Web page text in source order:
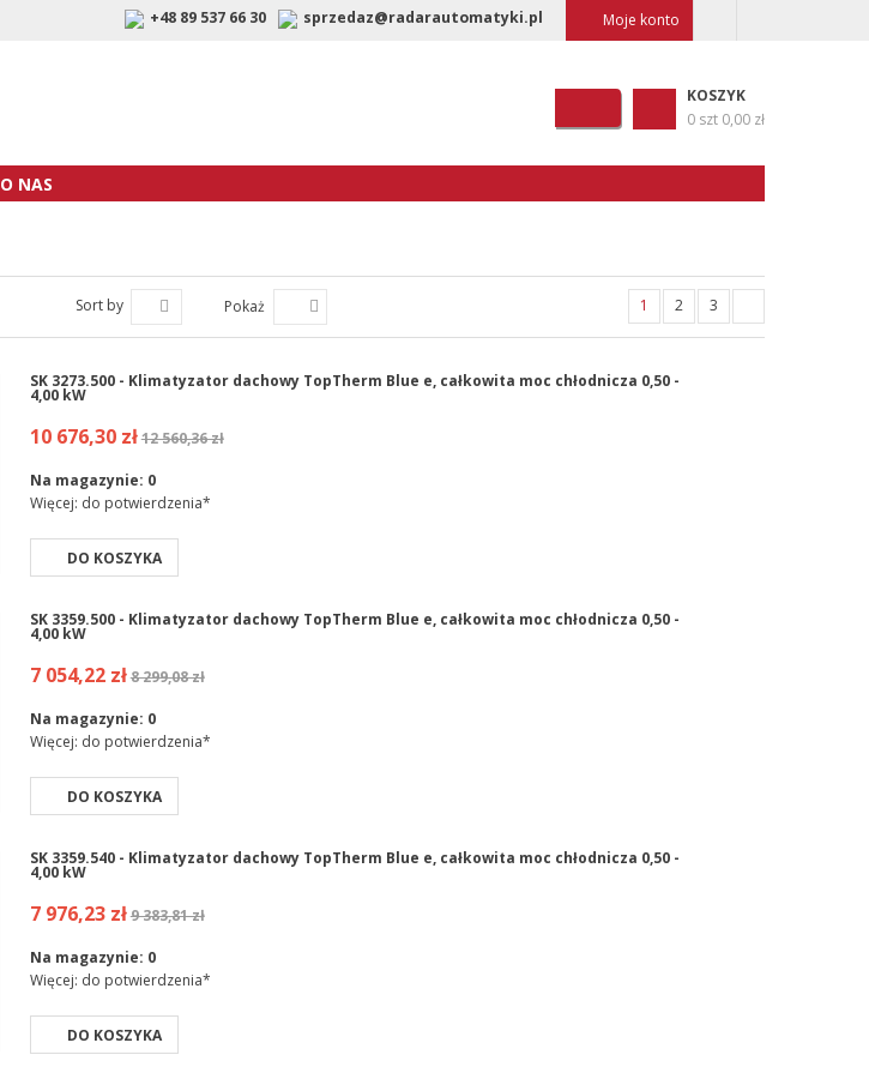
+48 89 537 66 30 sprzedaz@radarautomatyki.pl Moje konto
KOSZYK
0 szt 0,00 zł
O NAS
Sort by Pokaż 1 2 3
SK 3273.500 - Klimatyzator dachowy TopTherm Blue e, całkowita moc chłodnicza 0,50 -
4,00 kW
10 676,30 zł12 560,36 zł
Na magazynie: 0
Więcej: do potwierdzenia*
DO KOSZYKA
SK 3359.500 - Klimatyzator dachowy TopTherm Blue e, całkowita moc chłodnicza 0,50 -
4,00 kW
7 054,22 zł8 299,08 zł
Na magazynie: 0
Więcej: do potwierdzenia*
DO KOSZYKA
SK 3359.540 - Klimatyzator dachowy TopTherm Blue e, całkowita moc chłodnicza 0,50 -
4,00 kW
7 976,23 zł9 383,81 zł
Na magazynie: 0
Więcej: do potwierdzenia*
DO KOSZYKA